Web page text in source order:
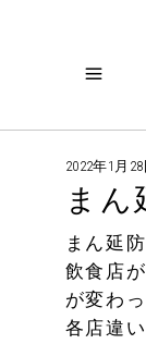
2022年1月28
まん
まん延
飲食店
が変わ
各店違